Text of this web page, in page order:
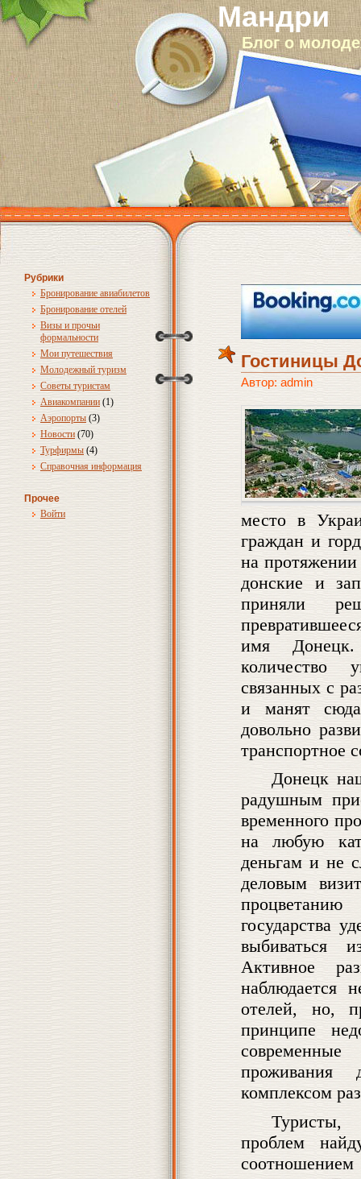
Мандри
Блог о
Рубрики
Бронирование авиабилетов
Бронирование отелей
Визы и прочьи
формальности
Мои путешествия
Молодежный туризм
Советы туристам
Авиакомпании (1)
Аэропорты (3)
Новости (70)
Турфирмы (4)
Справочная информация
Прочее
Войти
Гостиницы
Автор: admin
место в
граждан и
на протяжении
донские и
приняли
имя
количество
связанных с
и манят
довольно
транспортное
Донецк
радушным
временного
на любую
деньгам и не
деловым
государства
выбиваться
Активное
наблюдается
отелей, но,
принципе
проживания
комплексом
Туристы,
проблем